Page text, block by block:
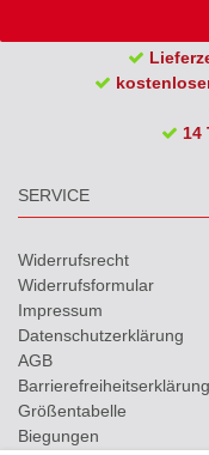
14
SERVICE
Widerrufs­recht
Widerrufs­formular
Impressum
Daten­schutz­erklärung
AGB
Barrierefreiheitserklärung
Größentabelle
Biegungen